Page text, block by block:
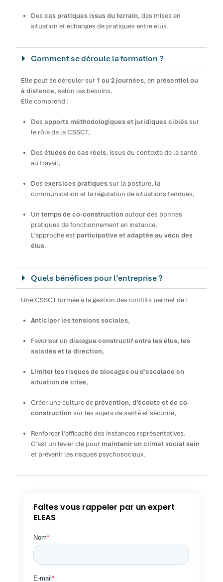
Descas pratiques issus du terrain, des mises en
situation et échanges de pratiques entre élus.
Comment se déroule la formation ?
Elle peut se dérouler sur 1 ou 2 journées, en présentiel ou
à distance, selon les besoins.
Elle comprend :
Desapports méthodologiques et juridiques ciblés sur
le rôle de la CSSCT,
Desétudes de cas réels, issus du contexte de la santé
au travail,
Desexercices pratiques sur la posture, la
communication et la régulation de situations tendues,
Untemps de co-construction autour des bonnes
pratiques de fonctionnement en instance.
L’approche est participative et adaptée au vécu des
élus.
Quels bénéfices pour l’entreprise ?
Une CSSCT formée à la gestion des conflits permet de :
Anticiper les tensions sociales,
Favoriser undialogue constructif entre les élus, les
salariés et la direction,
Limiter les risques de blocages ou d’escalade en
situation de crise,
Créer une culture de prévention, d’écoute et de co-
construction sur les sujets de santé et sécurité,
Renforcer l’efficacité des instances représentatives.
C’est un levier clé pour maintenir un climat social sain
et prévenir les risques psychosociaux.
Faites vous rappeler par un expert
ELEAS